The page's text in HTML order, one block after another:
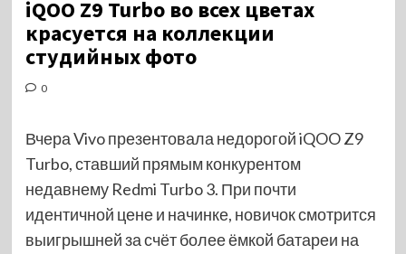
iQOO Z9 Turbo во всех цветах
красуется на коллекции
студийных фото
0
Вчера Vivo презентовала недорогой iQOO Z9
Turbo, ставший прямым конкурентом
недавнему Redmi Turbo 3. При почти
идентичной цене и начинке, новичок смотрится
выигрышней за счёт более ёмкой батареи на